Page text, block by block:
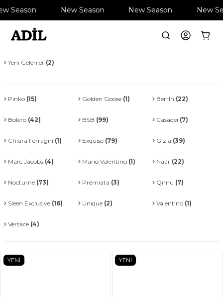
Season New Season New Season New
Giyim(418) Çanta (11)
Yeni Gelenler (2)
Pinko (15) Golden Goose (1) BerrIn (22)
Bolero (42) BSB (99) Casadei (7)
Chiara Ferragni (1) Exquise (79) Gizia (39)
Marc Jacobs (4) Marıo Valentino (1) Naar (22)
Nocturne (73) Premiata (3) Qimu (7)
Sleen Exclusive (16) Unıque (2) Valentino (1)
Versace (4)
YENİ YENİ